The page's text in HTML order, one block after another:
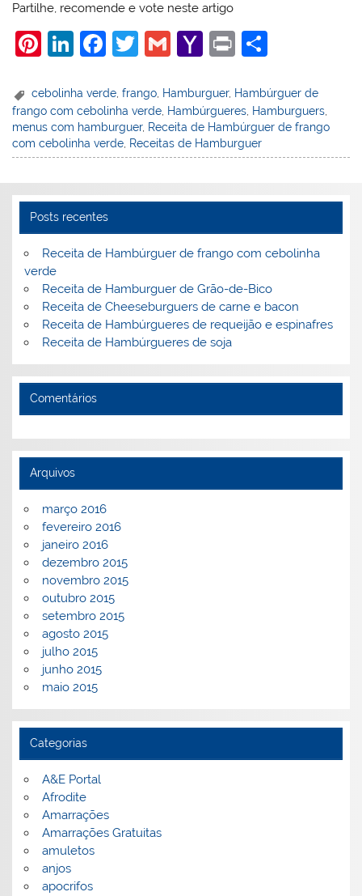
Partilhe, recomende e vote neste artigo
Pi
er
e
st
Li
k
e
dI
F
c
e
b
o
k
T
itt
er
G
ai
l
Y
h
o
o
ai
Pr
t
ar
e
cebolinha verde ,frango Hamburguer, Hambúrguer de
frango com cebolinha verde Hambúrgueres Hamburguers
menus com hamburguer, Receita de Hambúrguer de frango
com cebolinha verde Receitas de Hamburguer
Posts recentes
Receita de Hambúrguer de frango com cebolinha
verde
Receita de Hamburguer de Grão-de-Bico
Receita de Cheeseburguers de carne e bacon
Receita de Hambúrgueres de requeijão e espinafres
Receita de Hambúrgueres de soja
Comentários
Arquivos
março 2016
fevereiro 2016
janeiro 2016
dezembro 2015
novembro 2015
outubro 2015
setembro 2015
agosto 2015
julho 2015
junho 2015
maio 2015
Categorias
A&E Portal
Afrodite
Amarrações
Amarrações Gratuitas
amuletos
anjos
apocrifos